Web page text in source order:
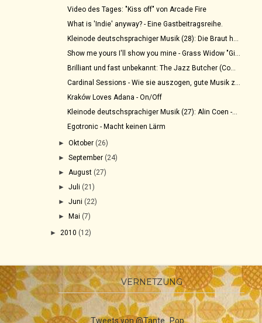
Video des Tages: "Kiss off" von Arcade Fire
What is 'Indie' anyway? - Eine Gastbeitragsreihe.
Kleinode deutschsprachiger Musik (28): Die Braut h...
Show me yours I'll show you mine - Grass Widow "Gi...
Brilliant und fast unbekannt: The Jazz Butcher (Co...
Cardinal Sessions - Wie sie auszogen, gute Musik z...
Kraków Loves Adana - On/Off
Kleinode deutschsprachiger Musik (27): Alin Coen -...
Egotronic - Macht keinen Lärm
►Oktober (26)
►September (24)
►August (27)
►Juli (21)
►Juni (22)
►
Mai (7)
► 2010 (12)
VERNETZUNG
Tweets von @Tante_Pop